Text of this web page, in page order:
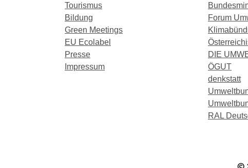
Tourismus
Bildung
Green Meetings
EU Ecolabel
Presse
Impressum
Forum
DIE
ÖGUT
denkstatt
RAL